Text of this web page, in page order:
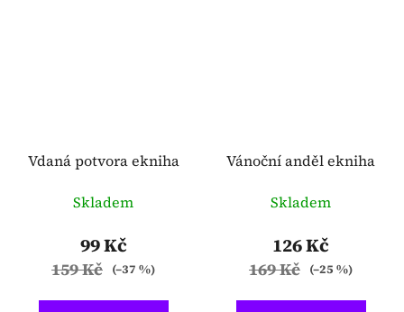
Vdaná potvora ekniha
Skladem
99 Kč
159 Kč (–37 %)
Vánoční anděl ekniha
Skladem
126 Kč
169 Kč (–25 %)